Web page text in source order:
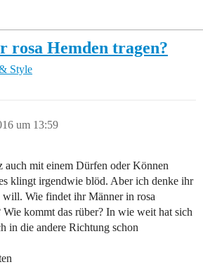
rosa Hemden tragen?
Style
um 13:59
auch mit einem Dürfen oder Können
klingt irgendwie blöd. Aber ich denke ihr
Wie findet ihr Männer in rosa
kommt das rüber? In wie weit hat sich
in die andere Richtung schon